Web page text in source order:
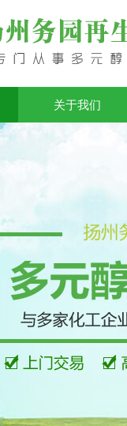
关于我们